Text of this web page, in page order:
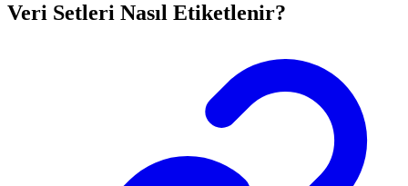
Veri Setleri Nasıl Etiketlenir?